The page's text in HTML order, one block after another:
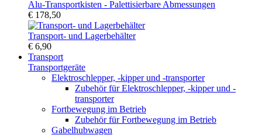
Alu-Transportkisten - Palettisierbare Abmessungen
€ 178,50
Transport- und Lagerbehälter
€ 6,90
Transport
Transportgeräte
Elektroschlepper, -kipper und -transporter
Zubehör für Elektroschlepper, -kipper und -
transporter
Fortbewegung im Betrieb
Zubehör für Fortbewegung im Betrieb
Gabelhubwagen